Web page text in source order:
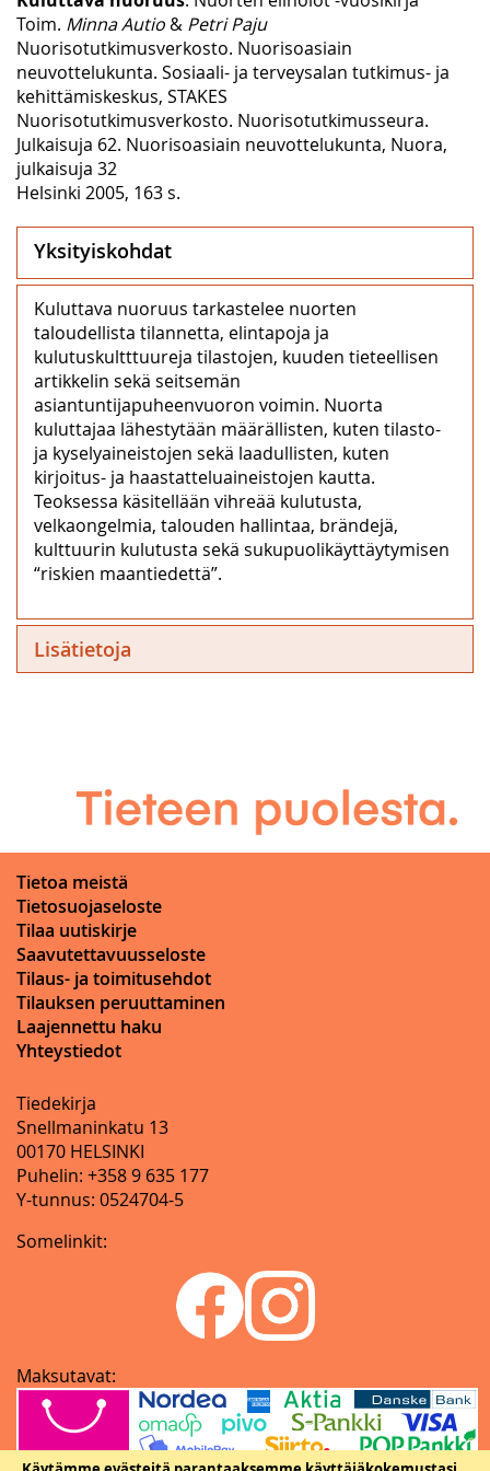
Toim. Minna Autio & Petri Paju
Nuorisotutkimusverkosto. Nuorisoasiain
neuvottelukunta. Sosiaali- ja terveysalan tutkimus- ja
kehittämiskeskus, STAKES
Nuorisotutkimusverkosto. Nuorisotutkimusseura.
Julkaisuja 62. Nuorisoasiain neuvottelukunta, Nuora,
julkaisuja 32
Helsinki 2005, 163 s.
Yksityiskohdat
Kuluttava nuoruus tarkastelee nuorten
taloudellista tilannetta, elintapoja ja
kulutuskultttuureja tilastojen, kuuden tieteellisen
artikkelin sekä seitsemän
asiantuntijapuheenvuoron voimin. Nuorta
kuluttajaa lähestytään määrällisten, kuten tilasto-
ja kyselyaineistojen sekä laadullisten, kuten
kirjoitus- ja haastatteluaineistojen kautta.
Teoksessa käsitellään vihreää kulutusta,
velkaongelmia, talouden hallintaa, brändejä,
kulttuurin kulutusta sekä sukupuolikäyttäytymisen
“riskien maantiedettä”.
Lisätietoja
Tietoa meistä
Tietosuojaseloste
Tilaa uutiskirje
Saavutettavuusseloste
Tilaus- ja toimitusehdot
Tilauksen peruuttaminen
Laajennettu haku
Yhteystiedot
Tiedekirja
Snellmaninkatu 13
00170 HELSINKI
Puhelin: +358 9 635 177
Y-tunnus: 0524704-5
Somelinkit:
Maksutavat: